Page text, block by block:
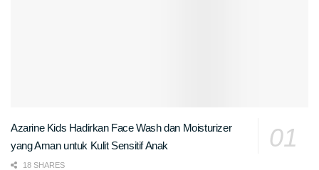
Azarine Kids Hadirkan Face Wash dan Moisturizer
yang Aman untuk Kulit Sensitif Anak
18 SHARES